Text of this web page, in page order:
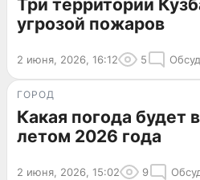
Три территории
угрозой пожаров
2 июня, 2026, 16:12 5
ГОРОД
Какая погода будет
летом 2026 года
2 июня, 2026, 15:02 9